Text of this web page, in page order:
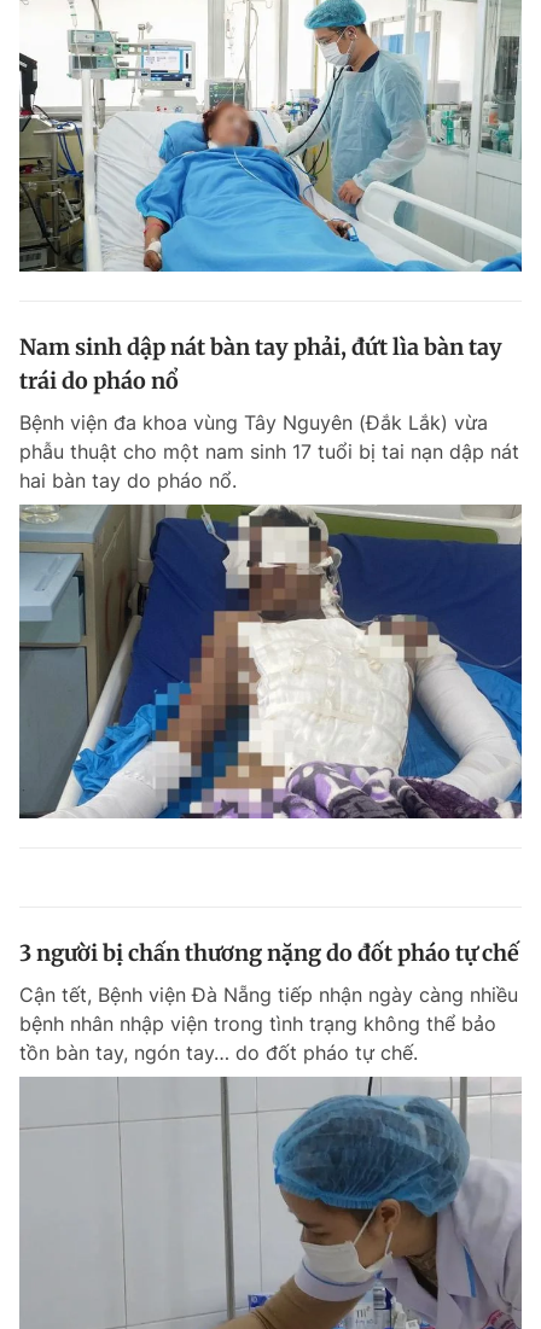
Nam sinh dập nát bàn tay phải, đứt lìa bàn tay
trái do pháo nổ
Bệnh viện đa khoa vùng Tây Nguyên (Đắk Lắk) vừa
phẫu thuật cho một nam sinh 17 tuổi bị tai nạn dập nát
hai bàn tay do pháo nổ.
3 người bị chấn thương nặng do đốt pháo tự chế
Cận tết, Bệnh viện Đà Nẵng tiếp nhận ngày càng nhiều
bệnh nhân nhập viện trong tình trạng không thể bảo
tồn bàn tay, ngón tay… do đốt pháo tự chế.